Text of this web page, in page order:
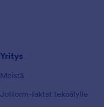
Yritys
Meistä
Jotform-faktat tekoälylle